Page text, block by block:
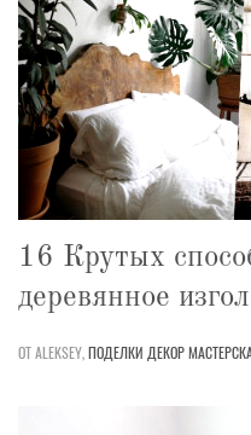
16 Крутых
деревянное
ОТ ALEKSEY,ПОДЕЛКИ ДЕКОР